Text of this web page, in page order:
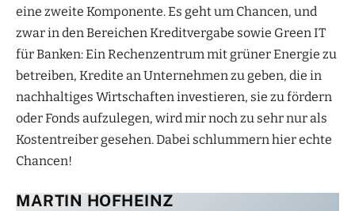
eine zweite Komponente. Es geht um Chancen, und
zwar in den Bereichen Kreditvergabe sowie Green IT
für Banken: Ein Rechenzentrum mit grüner Energie zu
betreiben, Kredite an Unternehmen zu geben, die in
nachhaltiges Wirtschaften investieren, sie zu fördern
oder Fonds aufzulegen, wird mir noch zu sehr nur als
Kostentreiber gesehen. Dabei schlummern hier echte
Chancen!
MARTIN HOFHEINZ